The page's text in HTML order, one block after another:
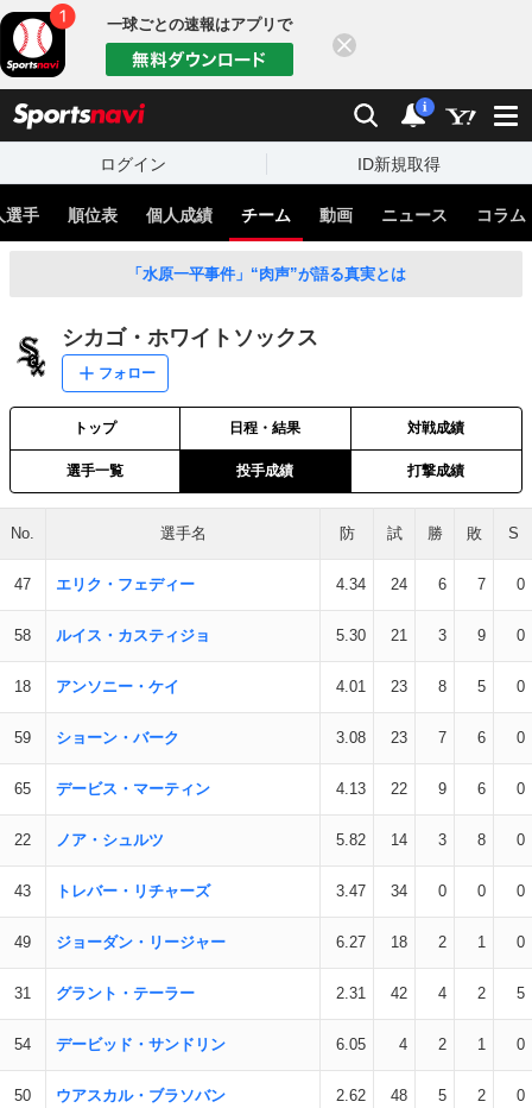
一球ごとの速報はアプリで
検索 通知
i
ログイン ID新規取得
選手 順位表 個人成績 チーム 動画 ニュース コラム
「水原一平事件」“肉声”が語る真実とは
シカゴ・ホワイトソックス
フォロー
トップ 日程・結果 対戦成績
選手一覧 投手成績 打撃成績
No. 選手名 防 試 勝 敗 S
47 エリク・フェディー 4.34 24 6 7 0
58 ルイス・カスティジョ 5.30 21 3 9 0
18 アンソニー・ケイ 4.01 23 8 5 0
59 ショーン・バーク 3.08 23 7 6 0
65 デービス・マーティン 4.13 22 9 6 0
22 ノア・シュルツ 5.82 14 3 8 0
43 トレバー・リチャーズ 3.47 34 0 0 0
49 ジョーダン・リージャー 6.27 18 2 1 0
31 グラント・テーラー 2.31 42 4 2 5
54 デービッド・サンドリン 6.05 4 2 1 0
50 ウアスカル・ブラソバン 2.62 48 5 2 0